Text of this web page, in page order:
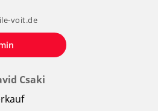
voit.de
Csaki